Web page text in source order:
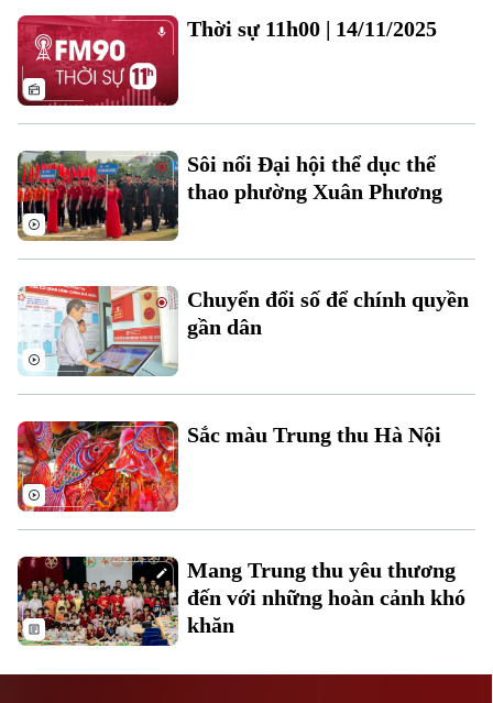
Tòa soạn
0865.116.699 (hotline) 0865.116.699
Thời sự 11h00 | 14/11/2025
Sôi nổi Đại hội thể dục thể
thao phường Xuân Phương
Chuyển đổi số để chính quyền
gần dân
Sắc màu Trung thu Hà Nội
Mang Trung thu yêu thương
đến với những hoàn cảnh khó
khăn